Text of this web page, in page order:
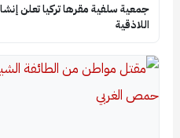
جمعية سلفية مقرها تركيا تعلن
اللاذقية